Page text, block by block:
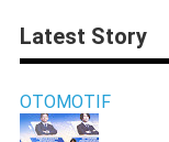
Latest Story
OTOMOTIF